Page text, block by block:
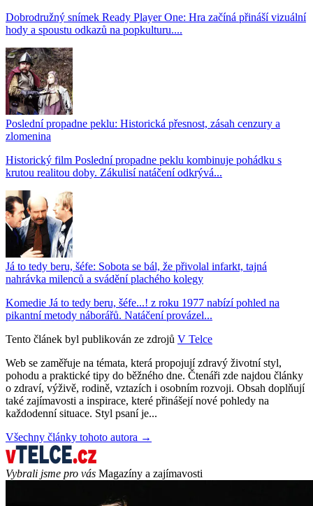
Dobrodružný snímek Ready Player One: Hra začíná přináší vizuální
hody a spoustu odkazů na popkulturu....
Poslední propadne peklu: Historická přesnost, zásah cenzury a
zlomenina
Historický film Poslední propadne peklu kombinuje pohádku s
krutou realitou doby. Zákulisí natáčení odkrývá...
Já to tedy beru, šéfe: Sobota se bál, že přivolal infarkt, tajná
nahrávka milenců a svádění plachého kolegy
Komedie Já to tedy beru, šéfe...! z roku 1977 nabízí pohled na
pikantní metody náborářů. Natáčení provázel...
Tento článek byl publikován ze zdrojů V Telce
Web se zaměřuje na témata, která propojují zdravý životní styl,
pohodu a praktické tipy do běžného dne. Čtenáři zde najdou články
o zdraví, výživě, rodině, vztazích i osobním rozvoji. Obsah doplňují
také zajímavosti a inspirace, které přinášejí nové pohledy na
každodenní situace. Styl psaní je...
Všechny články tohoto autora →
Vybrali jsme pro vás Magazíny a zajímavosti